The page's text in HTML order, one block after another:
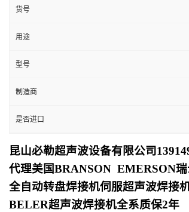
货号
用途
型号
制造商
是否进口
昆山必勒超声波设备有限公司
代理美国BRANSON EMERSON
全自动转盘焊接机伺服超声波焊接
BELER超声波焊接机全系质保2年